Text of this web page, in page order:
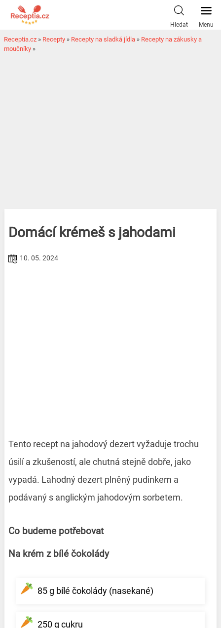
Hledat Menu
Receptia.cz » Recepty » Recepty na sladká jídla » Recepty na zákusky a
moučníky »
Domácí krémeš s jahodami
10. 05. 2024
Tento recept na jahodový dezert vyžaduje trochu
úsilí a zkušeností, ale chutná stejně dobře, jako
vypadá. Lahodný dezert plněný pudinkem a
podávaný s anglickým jahodovým sorbetem.
Co budeme potřebovat
Na krém z bílé čokolády
85 g bílé čokolády (nasekané)
250 g cukru